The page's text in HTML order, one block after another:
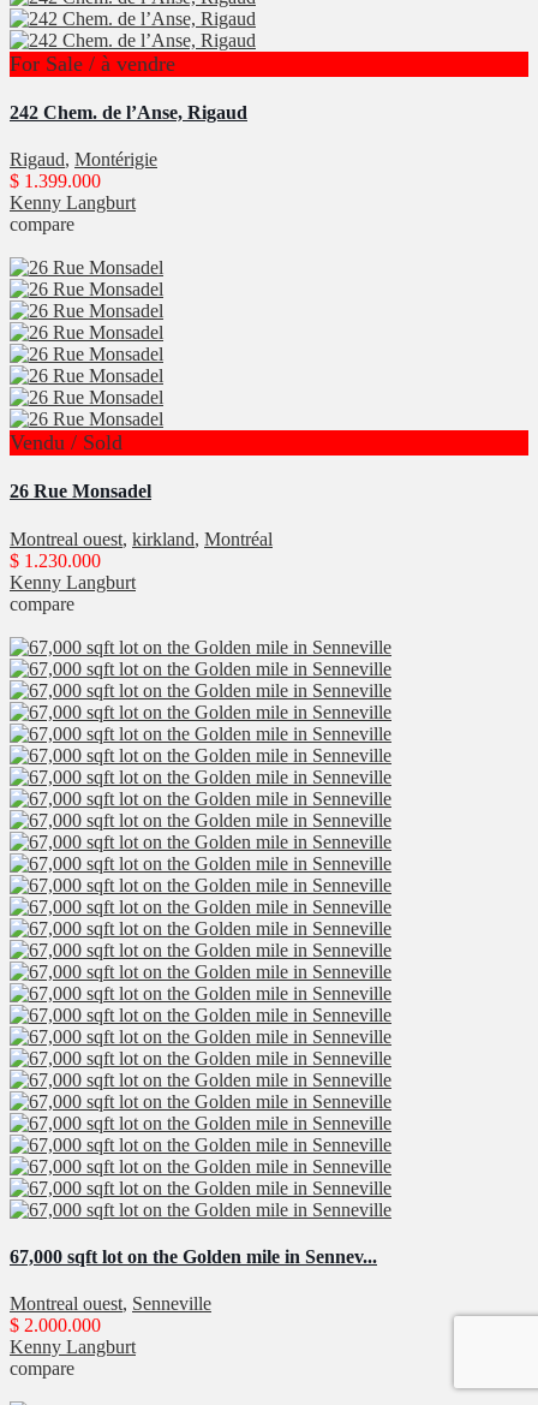
For Sale / à vendre
242 Chem. de l’Anse, Rigaud
Rigaud, Montérigie
$ 1.399.000
Kenny Langburt
compare
Vendu / Sold
26 Rue Monsadel
Montreal ouest, kirkland, Montréal
$ 1.230.000
Kenny Langburt
compare
67,000 sqft lot on the Golden mile in Sennev...
Montreal ouest, Senneville
$ 2.000.000
Kenny Langburt
compare